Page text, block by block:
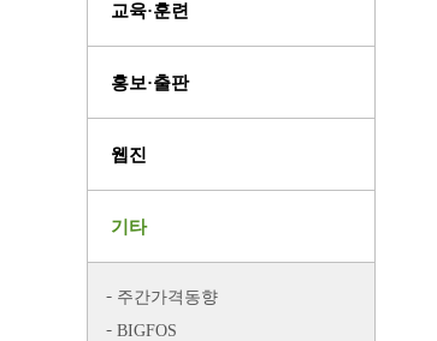
교육·훈련
홍보·출판
웹진
기타
주간가격동향
BIGFOS